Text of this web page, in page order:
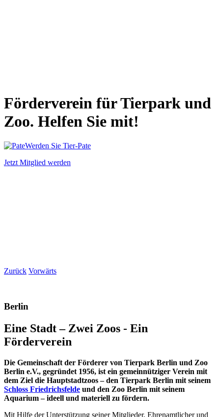
Förderverein fürTierpark und
Zoo. Helfen Sie mit!
Werden Sie Tier-Pate
Jetzt Mitglied werden
Zurück Vorwärts
Berlin
Eine Stadt – Zwei Zoos - Ein
Förderverein
Die Gemeinschaft der Förderer von Tierpark Berlin und Zoo
Berlin e.V., gegründet 1956, ist ein gemeinnütziger Verein mit
dem Ziel die Hauptstadtzoos – den Tierpark Berlin mit seinem
Schloss Friedrichsfelde und den Zoo Berlin mit seinem
Aquarium – ideell und materiell zu fördern.
Mit Hilfe der Unterstützung seiner Mitglieder, Ehrenamtlicher und